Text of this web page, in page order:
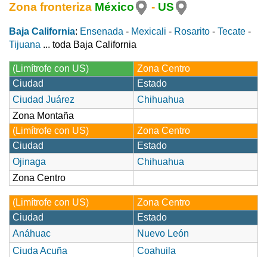
Zona fronteriza México - US
Baja California: Ensenada - Mexicali - Rosarito - Tecate -
Tijuana ... toda Baja California
(Limítrofe con US)
Zona Centro
Ciudad
Estado
Ciudad Juárez
Chihuahua
Zona Montaña
(Limítrofe con US)
Zona Centro
Ciudad
Estado
Ojinaga
Chihuahua
Zona Centro
(Limítrofe con US)
Zona Centro
Ciudad
Estado
Anáhuac
Nuevo León
Ciuda Acuña
Coahuila